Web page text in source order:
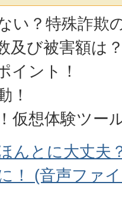
い？特殊詐欺
及び被害額は
イント！
！
仮想体験ツー
んとに大丈夫
！ (音声ファ